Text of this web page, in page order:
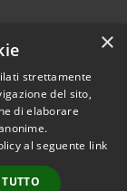
2026 • Comune di
• Accesso
×
strettamente
del sito,
di elaborare
al seguente link